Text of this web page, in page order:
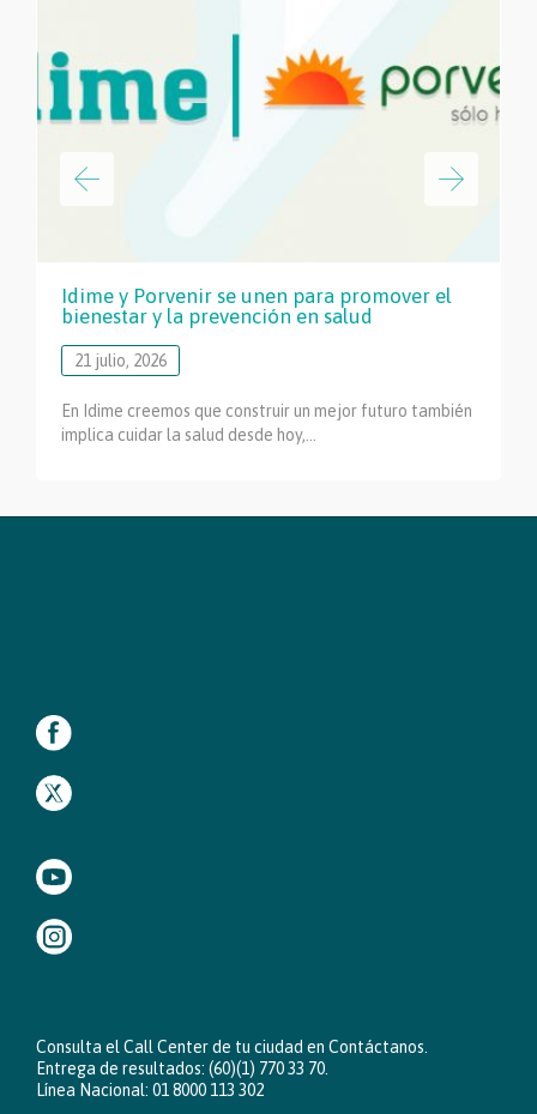
Idime y Porvenir se unen para promover el
bienestar y la prevención en salud
21 julio, 2026
En Idime creemos que construir un mejor futuro también
implica cuidar la salud desde hoy,…
Consulta el Call Center de tu ciudad en Contáctanos
Entrega de resultados: (60)(1) 770 33 70.
Línea Nacional: 01 8000 113 302